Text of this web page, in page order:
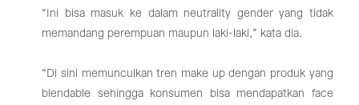
“Ini bisa masuk ke dalam neutrality gender yang tidak
memandang perempuan maupun laki-laki,” kata dia.
“Di sini memunculkan tren make up dengan produk yang
blendable sehingga konsumen bisa mendapatkan face